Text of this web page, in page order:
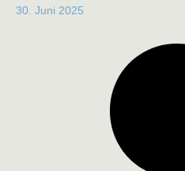
30. Juni 2025